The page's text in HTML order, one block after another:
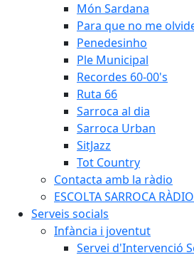
Món Sardana
Para que no me
Penedesinho
Ple Municipal
Recordes 60-00's
Ruta 66
Sarroca al dia
Sarroca Urban
SitJazz
Tot Country
Contacta amb la ràdio
ESCOLTA SARROCA
Serveis socials
Infància i joventut
Servei d'Intervenció